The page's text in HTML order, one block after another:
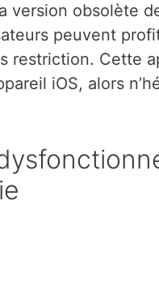
obsolète
peuvent
restriction. Cette
iOS, alors